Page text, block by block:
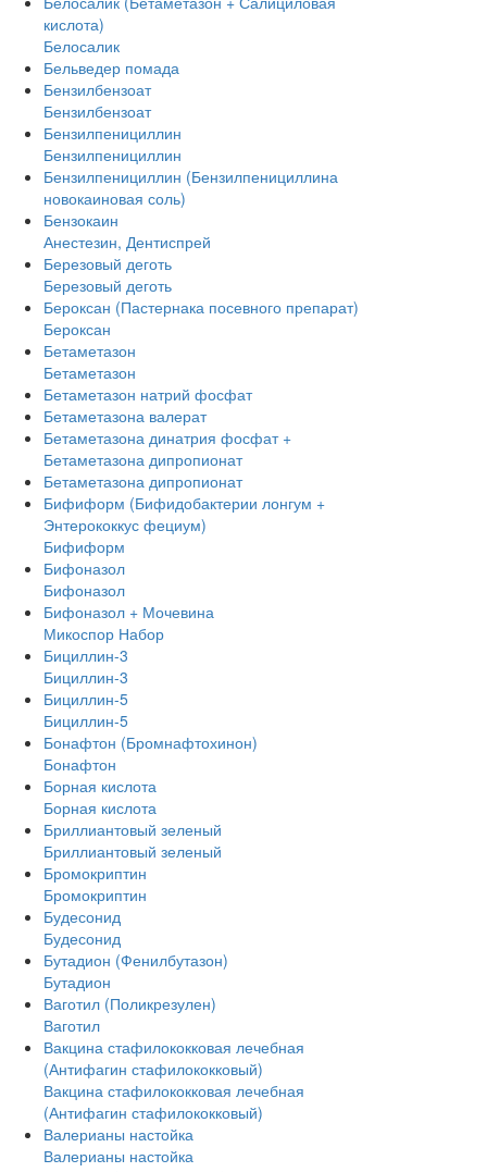
кислота)
Белосалик
Бельведер помада
Бензилбензоат
Бензилбензоат
Бензилпенициллин
Бензилпенициллин
Бензилпенициллин (Бензилпенициллина
новокаиновая соль)
Бензокаин
Анестезин, Дентиспрей
Березовый деготь
Березовый деготь
Бероксан (Пастернака посевного препарат)
Бероксан
Бетаметазон
Бетаметазон
Бетаметазон натрий фосфат
Бетаметазона валерат
Бетаметазона динатрия фосфат +
Бетаметазона дипропионат
Бетаметазона дипропионат
Бифиформ (Бифидобактерии лонгум +
Энтерококкус фециум)
Бифиформ
Бифоназол
Бифоназол
Бифоназол + Мочевина
Микоспор Набор
Бициллин-3
Бициллин-3
Бициллин-5
Бициллин-5
Бонафтон (Бромнафтохинон)
Бонафтон
Борная кислота
Борная кислота
Бриллиантовый зеленый
Бриллиантовый зеленый
Бромокриптин
Бромокриптин
Будесонид
Будесонид
Бутадион (Фенилбутазон)
Бутадион
Ваготил (Поликрезулен)
Ваготил
Вакцина стафилококковая лечебная
(Антифагин стафилококковый)
Вакцина стафилококковая лечебная
(Антифагин стафилококковый)
Валерианы настойка
Валерианы настойка